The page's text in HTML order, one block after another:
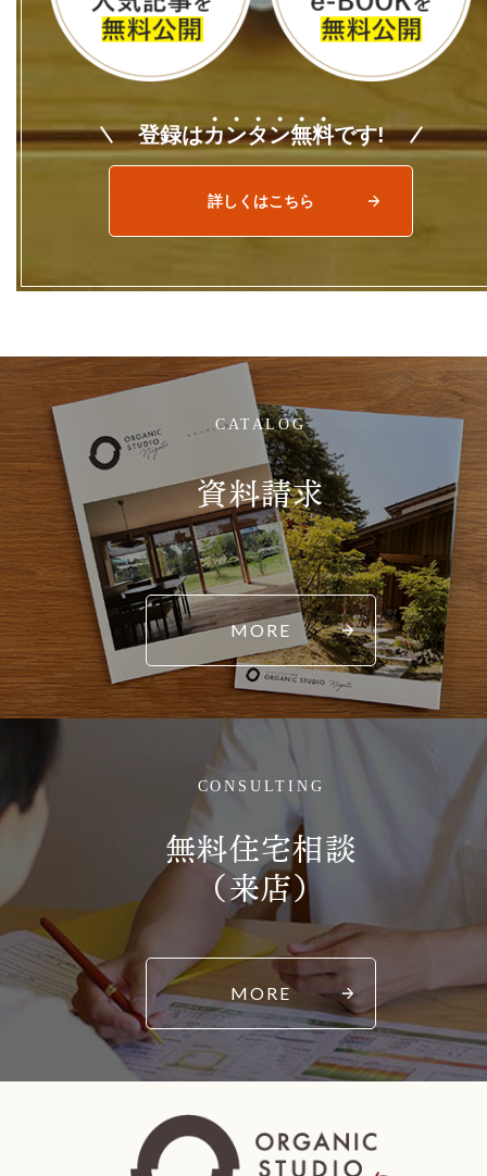
登録はカンタン無料です!
詳しくはこちら
CATALOG
資料請求
MORE
CONSULTING
無料住宅相談
（来店）
MORE